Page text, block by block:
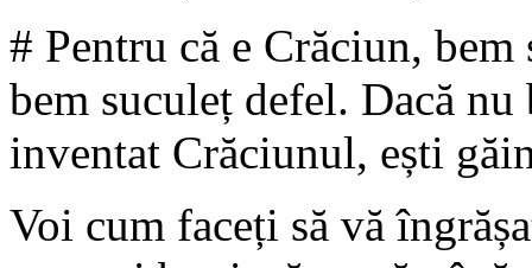
# Pentru că e Crăciun,
bem suculeț defel. Dacă
inventat Crăciunul, ești
Voi cum faceți să vă